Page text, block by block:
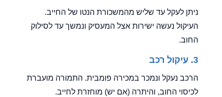
ניתן לעקל עד שליש מהמשכורת הנטו של החייב.
העיקול נעשה ישירות אצל המעסיק ונמשך עד לסילוק
החוב.
3. עיקול רכב
הרכב נעקל ונמכר במכירה פומבית. התמורה מועברת
לכיסוי החוב, והיתרה (אם יש) מוחזרת לחייב.